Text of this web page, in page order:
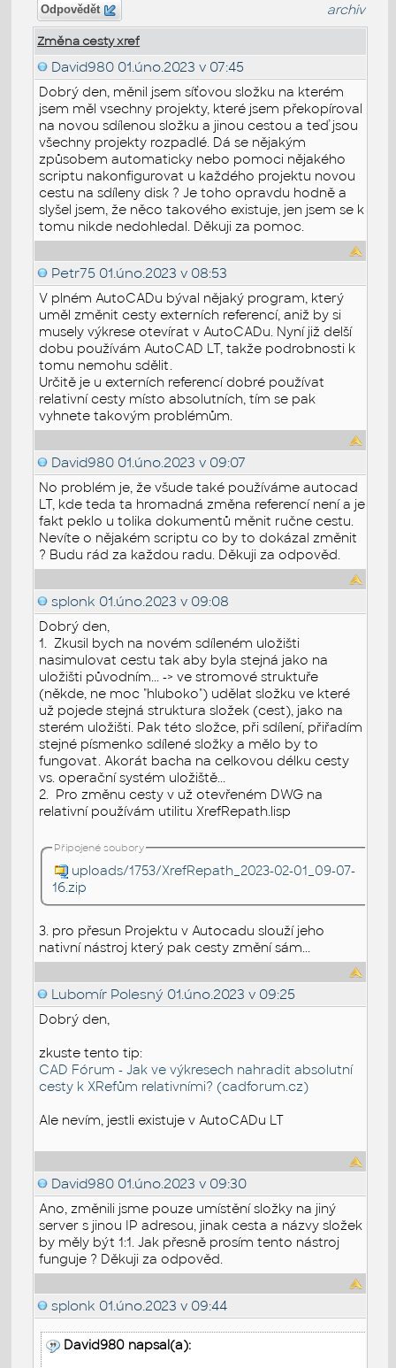
Odpovědět archiv
Změna cesty xref
David980 01.úno.2023 v 07:45
Dobrý den, měnil jsem síťovou složku na kterém
jsem měl vsechny projekty, které jsem překopíroval
na novou sdílenou složku a jinou cestou a teď jsou
všechny projekty rozpadlé. Dá se nějakým
způsobem automaticky nebo pomoci nějakého
scriptu nakonfigurovat u každého projektu novou
cestu na sdíleny disk ? Je toho opravdu hodně a
slyšel jsem, že něco takového existuje, jen jsem se k
tomu nikde nedohledal. Děkuji za pomoc.
Petr75 01.úno.2023 v 08:53
V plném AutoCADu býval nějaký program, který
uměl změnit cesty externích referencí, aniž by si
musely výkrese otevírat v AutoCADu. Nyní již delší
dobu používám AutoCAD LT, takže podrobnosti k
tomu nemohu sdělit.
Určitě je u externích referencí dobré používat
relativní cesty místo absolutních, tím se pak
vyhnete takovým problémům.
David980 01.úno.2023 v 09:07
No problém je, že všude také používáme autocad
LT, kde teda ta hromadná změna referencí není a je
fakt peklo u tolika dokumentů měnit ručne cestu.
Nevíte o nějakém scriptu co by to dokázal změnit
? Budu rád za každou radu. Děkuji za odpověd.
splonk 01.úno.2023 v 09:08
Dobrý den,
1. Zkusil bych na novém sdíleném uložišti
nasimulovat cestu tak aby byla stejná jako na
uložišti původním... -> ve stromové struktuře
(někde, ne moc "hluboko") udělat složku ve které
už pojede stejná struktura složek (cest), jako na
sterém uložišti. Pak této složce, při sdílení, přiřadím
stejné písmenko sdílené složky a mělo by to
fungovat. Akorát bacha na celkovou délku cesty
vs. operační systém uložiště...
2. Pro změnu cesty v už otevřeném DWG na
relativní používám utilitu XrefRepath.lisp
Připojené soubory
uploads/1753/XrefRepath_2023-02-01_09-07-
16.zip
3. pro přesun Projektu v Autocadu slouží jeho
nativní nástroj který pak cesty změní sám...
Lubomír Polesný 01.úno.2023 v 09:25
Dobrý den,
zkuste tento tip:
CAD Fórum - Jak ve výkresech nahradit absolutní
cesty k XRefům relativními? (cadforum.cz)
Ale nevím, jestli existuje v AutoCADu LT
David980 01.úno.2023 v 09:30
Ano, změnili jsme pouze umístění složky na jiný
server s jinou IP adresou, jinak cesta a názvy složek
by měly být 1:1. Jak přesně prosím tento nástroj
funguje ? Děkuji za odpověd.
splonk 01.úno.2023 v 09:44
David980 napsal(a):